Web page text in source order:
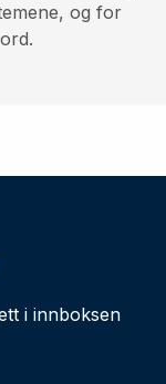
og for
i innboksen